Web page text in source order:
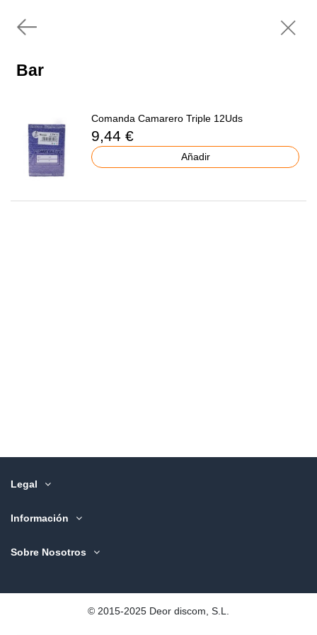
Bar
Comanda Camarero Triple 12Uds
9,44 €
Añadir
Legal
Información
Sobre Nosotros
©️ 2015-2025 Deor discom, S.L.